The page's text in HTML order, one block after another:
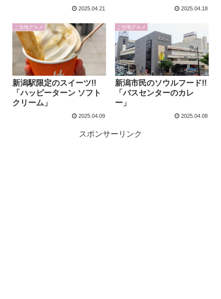
2025.04.21 2025.04.18
ご当地グルメ
新潟駅限定のスイーツ!!
「ハッピーターン ソフト
クリーム」
2025.04.09
ご当地グルメ
新潟市民のソウルフード!!
「バスセンターのカレ
ー」
2025.04.08
スポンサーリンク